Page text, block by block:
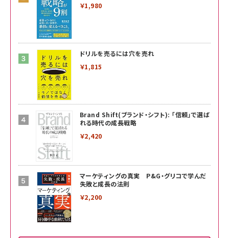
￥1,980
ドリルを売るには穴を売れ
￥1,815
Brand Shift(ブランド・シフト): 「信頼」で選ば
れる時代の成長戦略
￥2,420
マーケティングの真実 P&G・グリコで学んだ
失敗と成長の法則
￥2,200